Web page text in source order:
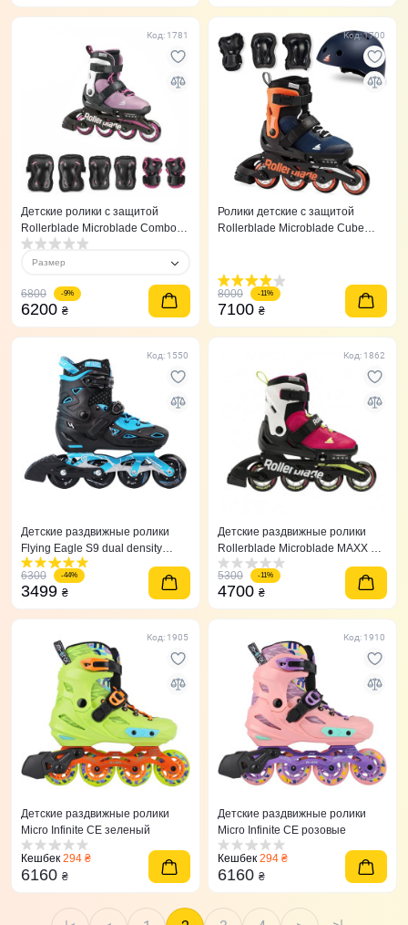
Код: 1781
Детские ролики с защитой
Rollerblade Microblade Combo
Rosa Blanco 36,5-40,5
Размер
6800 -9%
6200 ₴
Код: 1700
Ролики детские с защитой
Rollerblade Microblade Сube
8000 -11%
7100 ₴
Код: 1550
Детские раздвижные ролики
Flying Eagle S9 dual density
синие 27-31
6300
-44%
3499 ₴
Код: 1862
Детские раздвижные ролики
Rollerblade Microblade MAXX G
36,5-40,5
5300
-11%
4700 ₴
Код: 1905
Детские раздвижные ролики
Micro Infinite CE зеленый
Кешбек 294 ₴
6160 ₴
Код: 1910
Детские раздвижные ролики
Micro Infinite CE розовые
Кешбек 294 ₴
6160 ₴